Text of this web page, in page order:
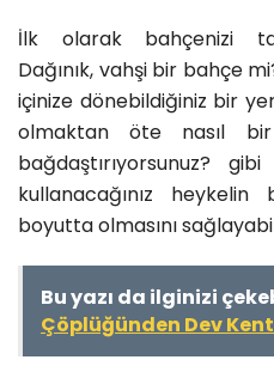
İlk olarak bahçenizi
Dağınık, vahşi bir bahçe
içinize dönebildiğiniz bir
olmaktan öte nasıl
bağdaştırıyorsunuz?
kullanacağınız
boyutta olmasını
Bu yazı da ilginizi
Çöplüğünden Dev